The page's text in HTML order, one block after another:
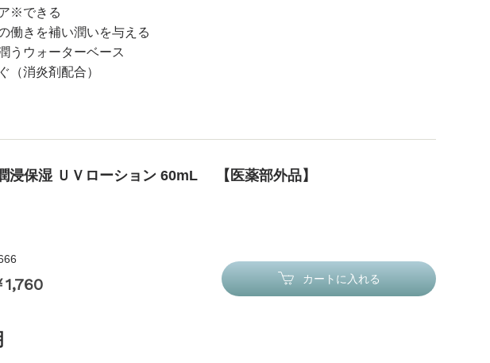
※できる
働きを補い潤いを与える
うウォーターベース
（消炎剤配合）
浸保湿 ＵＶローション 60mL 【医薬部外品】
1,760 カートに入れる